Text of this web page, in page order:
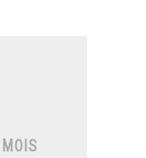
MOIS